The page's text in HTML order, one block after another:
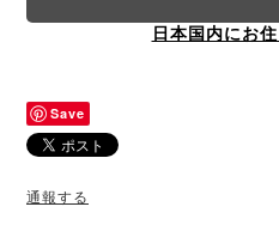
日本国内にお
Save
通報する